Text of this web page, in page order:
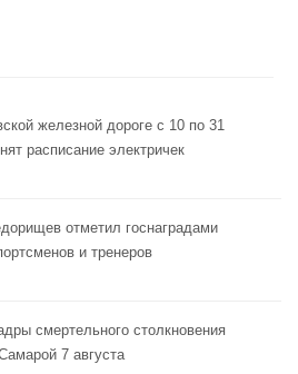
железной дороге с 10 по 31
расписание электричек
отметил госнаградами
и тренеров
смертельного столкновения
7 августа